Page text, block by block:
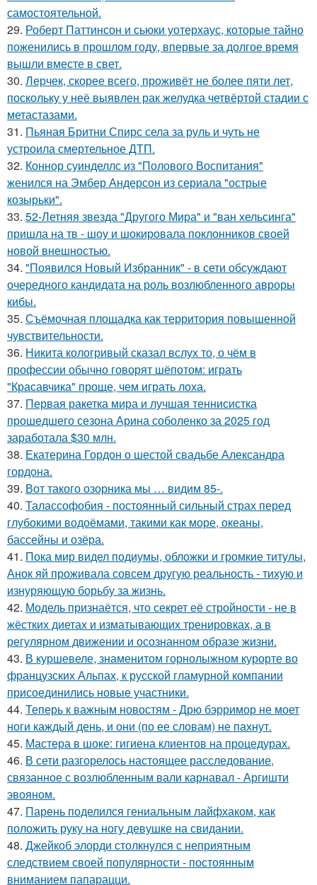
самостоятельной.
29. Роберт Паттинсон и сьюки уотерхаус, которые тайно
поженились в прошлом году, впервые за долгое время
вышли вместе в свет.
30. Лерчек, скорее всего, проживёт не более пяти лет,
поскольку у неё выявлен рак желудка четвёртой стадии с
метастазами.
31. Пьяная Бритни Спирс села за руль и чуть не
устроила смертельное ДТП.
32. Коннор суинделлс из "Полового Воспитания"
женился на Эмбер Андерсон из сериала "острые
козырьки".
33. 52-Летняя звезда "Другого Мира" и "ван хельсинга"
пришла на тв - шоу и шокировала поклонников своей
новой внешностью.
34. "Появился Новый Избранник" - в сети обсуждают
очередного кандидата на роль возлюбленного авроры
кибы.
35. Съёмочная площадка как территория повышенной
чувствительности.
36. Никита кологривый сказал вслух то, о чём в
профессии обычно говорят шёпотом: играть
"Красавчика" проще, чем играть лоха.
37. Первая ракетка мира и лучшая теннисистка
прошедшего сезона Арина соболенко за 2025 год
заработала $30 млн.
38. Екатерина Гордон о шестой свадьбе Александра
гордона.
39. Вот такого озорника мы … видим 85-.
40. Талассофобия - постоянный сильный страх перед
глубокими водоёмами, такими как море, океаны,
бассейны и озёра.
41. Пока мир видел подиумы, обложки и громкие титулы,
Анок яй проживала совсем другую реальность - тихую и
изнуряющую борьбу за жизнь.
42. Модель признаётся, что секрет её стройности - не в
жёстких диетах и изматывающих тренировках, а в
регулярном движении и осознанном образе жизни.
43. В куршевеле, знаменитом горнолыжном курорте во
французских Альпах, к русской гламурной компании
присоединились новые участники.
44. Теперь к важным новостям - Дрю бэрримор не моет
ноги каждый день, и они (по ее словам) не пахнут.
45. Мастера в шоке: гигиена клиентов на процедурах.
46. В сети разгорелось настоящее расследование,
связанное с возлюбленным вали карнавал - Аргишти
эвояном.
47. Парень поделился гениальным лайфхаком, как
положить руку на ногу девушке на свидании.
48. Джейкоб элорди столкнулся с неприятным
следствием своей популярности - постоянным
вниманием папарацци.